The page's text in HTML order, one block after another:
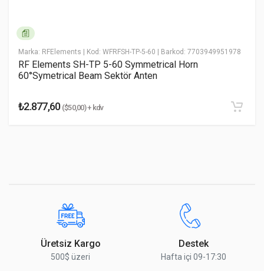
* Yorumunuz
Marka: RFElements | Kod: WFRFSH-TP-5-60 | Barkod: 7703949951978
RF Elements SH-TP 5-60 Symmetrical Horn
60°Symetrical Beam Sektör Anten
₺2.877,60($50,00) + kdv
Üretsiz Kargo
500$ üzeri
Destek
Hafta içi 09-17:30